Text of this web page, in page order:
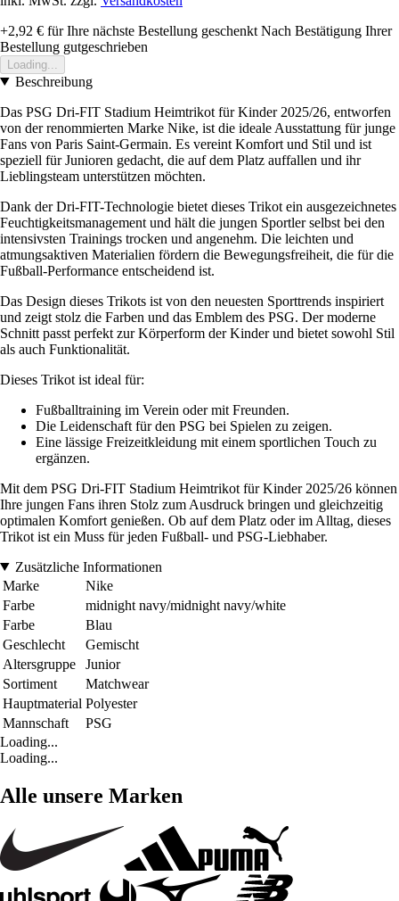
+2,92 € für Ihre nächste Bestellung geschenkt Nach Bestätigung Ihrer
Bestellung gutgeschrieben
Loading...
Beschreibung
Das PSG Dri-FIT Stadium Heimtrikot für Kinder 2025/26, entworfen
von der renommierten Marke Nike, ist die ideale Ausstattung für junge
Fans von Paris Saint-Germain. Es vereint Komfort und Stil und ist
speziell für Junioren gedacht, die auf dem Platz auffallen und ihr
Lieblingsteam unterstützen möchten.
Dank der Dri-FIT-Technologie bietet dieses Trikot ein ausgezeichnetes
Feuchtigkeitsmanagement und hält die jungen Sportler selbst bei den
intensivsten Trainings trocken und angenehm. Die leichten und
atmungsaktiven Materialien fördern die Bewegungsfreiheit, die für die
Fußball-Performance entscheidend ist.
Das Design dieses Trikots ist von den neuesten Sporttrends inspiriert
und zeigt stolz die Farben und das Emblem des PSG. Der moderne
Schnitt passt perfekt zur Körperform der Kinder und bietet sowohl Stil
als auch Funktionalität.
Dieses Trikot ist ideal für:
Fußballtraining im Verein oder mit Freunden.
Die Leidenschaft für den PSG bei Spielen zu zeigen.
Eine lässige Freizeitkleidung mit einem sportlichen Touch zu
ergänzen.
Mit dem PSG Dri-FIT Stadium Heimtrikot für Kinder 2025/26 können
Ihre jungen Fans ihren Stolz zum Ausdruck bringen und gleichzeitig
optimalen Komfort genießen. Ob auf dem Platz oder im Alltag, dieses
Trikot ist ein Muss für jeden Fußball- und PSG-Liebhaber.
Zusätzliche Informationen
Marke
Nike
Farbe
midnight navy/midnight navy/white
Farbe
Blau
Geschlecht
Gemischt
Altersgruppe
Junior
Sortiment
Matchwear
Hauptmaterial Polyester
Mannschaft
PSG
Loading...
Loading...
Alle unsere Marken